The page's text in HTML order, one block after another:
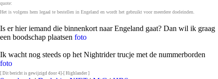
quote:
Het is volgens hem legaal te bestellen in Engeland en wordt het gebruikt voor meerdere doeleinden.
Is er hier iemand die binnenkort naar Engeland gaat? Dan wil ik graag
een boodschap plaatsen foto
Ik wacht nog steeds op het Nightrider trucje met de nummerborden
foto
[ Dit bericht is gewijzigd door 4]-[ Highlander ]